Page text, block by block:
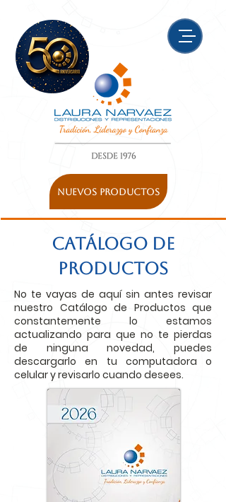
NUEVOS PRODUCTOS
catálogo de
productos
No te vayas de aquí sin antes revisar
nuestro Catálogo de Productos que
constantemente lo estamos
actualizando para que no te pierdas
de ninguna novedad, puedes
descargarlo en tu computadora o
celular y revisarlo cuando desees.